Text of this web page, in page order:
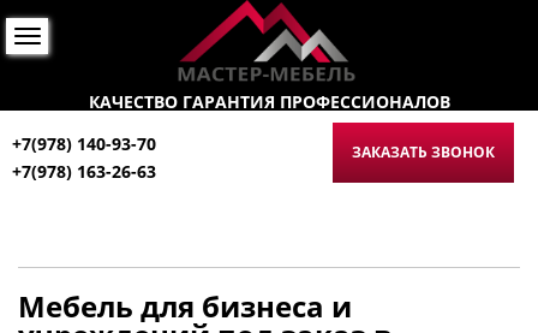
КАЧЕСТВО ГАРАНТИЯ ПРОФЕССИОНАЛОВ
+7(978) 140-93-70
+7(978) 163-26-63
ЗАКАЗАТЬ ЗВОНОК
Мебель для бизнеса и